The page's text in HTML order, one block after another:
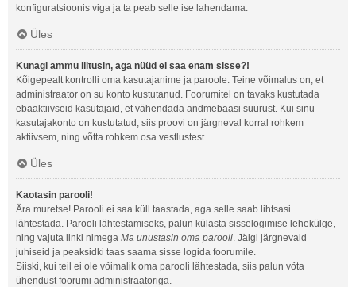
konfiguratsioonis viga ja ta peab selle ise lahendama.
Üles
Kunagi ammu liitusin, aga nüüd ei saa enam sisse?!
Kõigepealt kontrolli oma kasutajanime ja paroole. Teine võimalus on, et
administraator on su konto kustutanud. Foorumitel on tavaks kustutada
ebaaktiivseid kasutajaid, et vähendada andmebaasi suurust. Kui sinu
kasutajakonto on kustutatud, siis proovi on järgneval korral rohkem
aktiivsem, ning võtta rohkem osa vestlustest.
Üles
Kaotasin parooli!
Ära muretse! Parooli ei saa küll taastada, aga selle saab lihtsasi
lähtestada. Parooli lähtestamiseks, palun külasta sisselogimise lehekülge,
ning vajuta linki nimega Ma unustasin oma parooli. Jälgi järgnevaid
juhiseid ja peaksidki taas saama sisse logida foorumile.
Siiski, kui teil ei ole võimalik oma parooli lähtestada, siis palun võta
ühendust foorumi administraatoriga.